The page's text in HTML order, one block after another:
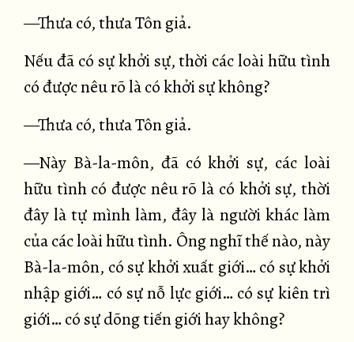
—Thưa có, thưa Tôn giả.
Nếu đã có sự khởi sự, thời các loài hữu tình
có được nêu rõ là có khởi sự không?
—Thưa có, thưa Tôn giả.
—Này Bà-la-môn, đã có khởi sự, các loài
hữu tình có được nêu rõ là có khởi sự, thời
đây là tự mình làm, đây là người khác làm
của các loài hữu tình. Ông nghĩ thế nào, này
Bà-la-môn, có sự khởi xuất giới… có sự khởi
nhập giới… có sự nỗ lực giới… có sự kiên trì
giới… có sự dõng tiến giới hay không?